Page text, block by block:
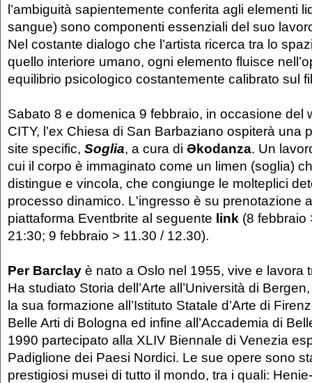
l’ambiguità sapientemente conferita agli elementi
sangue) sono componenti essenziali del suo
Nel costante dialogo che l’artista ricerca tra lo
quello interiore umano, ogni elemento fluisce
equilibrio psicologico costantemente calibrato sul
Sabato 8 e domenica 9 febbraio, in occasione del
CITY, l’ex Chiesa di San Barbaziano ospiterà una
site specific, Soglia, a cura di Əkodanza. Un
cui il corpo è immaginato come un limen (soglia)
distingue e vincola, che congiunge le molteplici
processo dinamico. L'ingresso è su prenotazione
piattaforma Eventbrite al seguente link (8 febbraio
21:30; 9 febbraio > 11.30 / 12.30).
Per Barclay è nato a Oslo nel 1955, vive e lavora
Ha studiato Storia dell’Arte all’Università di
la sua formazione all’Istituto Statale d’Arte di
Belle Arti di Bologna ed infine all’Accademia di
1990 partecipato alla XLIV Biennale di Venezia
Padiglione dei Paesi Nordici. Le sue opere sono
prestigiosi musei di tutto il mondo, tra i quali: